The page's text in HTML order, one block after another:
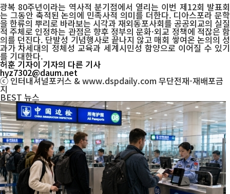
광복 80주년이라는 역사적 분기점에서 열리는 이번 제12회 발표회
는 그동안 축적된 논의에 민족사적 의미를 더한다. 디아스포라 문학
을 한류의 뿌리로 바라보는 시각과 재외동포사회를 공공외교의 실질
적 주체로 인정하는 관점은 향후 정부의 문화·외교 정책에 적잖은 함
의를 던진다. 단발성 기념행사로 끝나지 않고 매회 쌓여온 논의의 성
과가 차세대의 정체성 교육과 세계시민성 함양으로 이어질 수 있기
를 기대한다.
허훈 기자이 기자의 다른 기사
hyz7302@daum.net
ⓒ 인터내셔널포커스 & www.dspdaily.com 무단전재-재배포금
지
BEST 뉴스